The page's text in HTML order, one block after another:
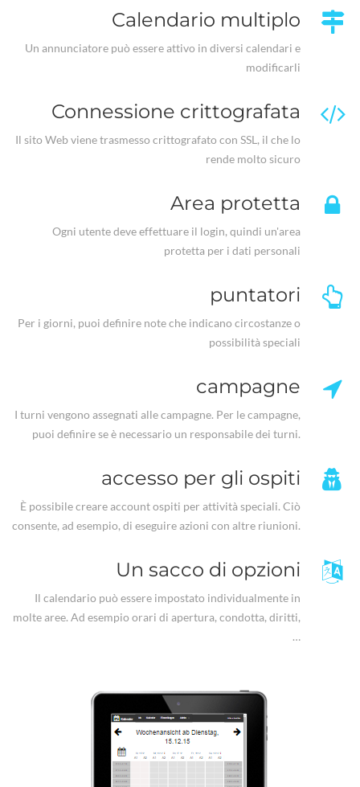
Calendario multiplo
Un annunciatore può essere attivo in diversi calendari e
modificarli
Connessione crittografata
Il sito Web viene trasmesso crittografato con SSL, il che lo
rende molto sicuro
Area protetta
Ogni utente deve effettuare il login, quindi un'area
protetta per i dati personali
puntatori
Per i giorni, puoi definire note che indicano circostanze o
possibilità speciali
campagne
I turni vengono assegnati alle campagne. Per le campagne,
puoi definire se è necessario un responsabile dei turni.
accesso per gli ospiti
È possibile creare account ospiti per attività speciali. Ciò
consente, ad esempio, di eseguire azioni con altre riunioni.
Un sacco di opzioni
Il calendario può essere impostato individualmente in
molte aree. Ad esempio orari di apertura, condotta, diritti,
…